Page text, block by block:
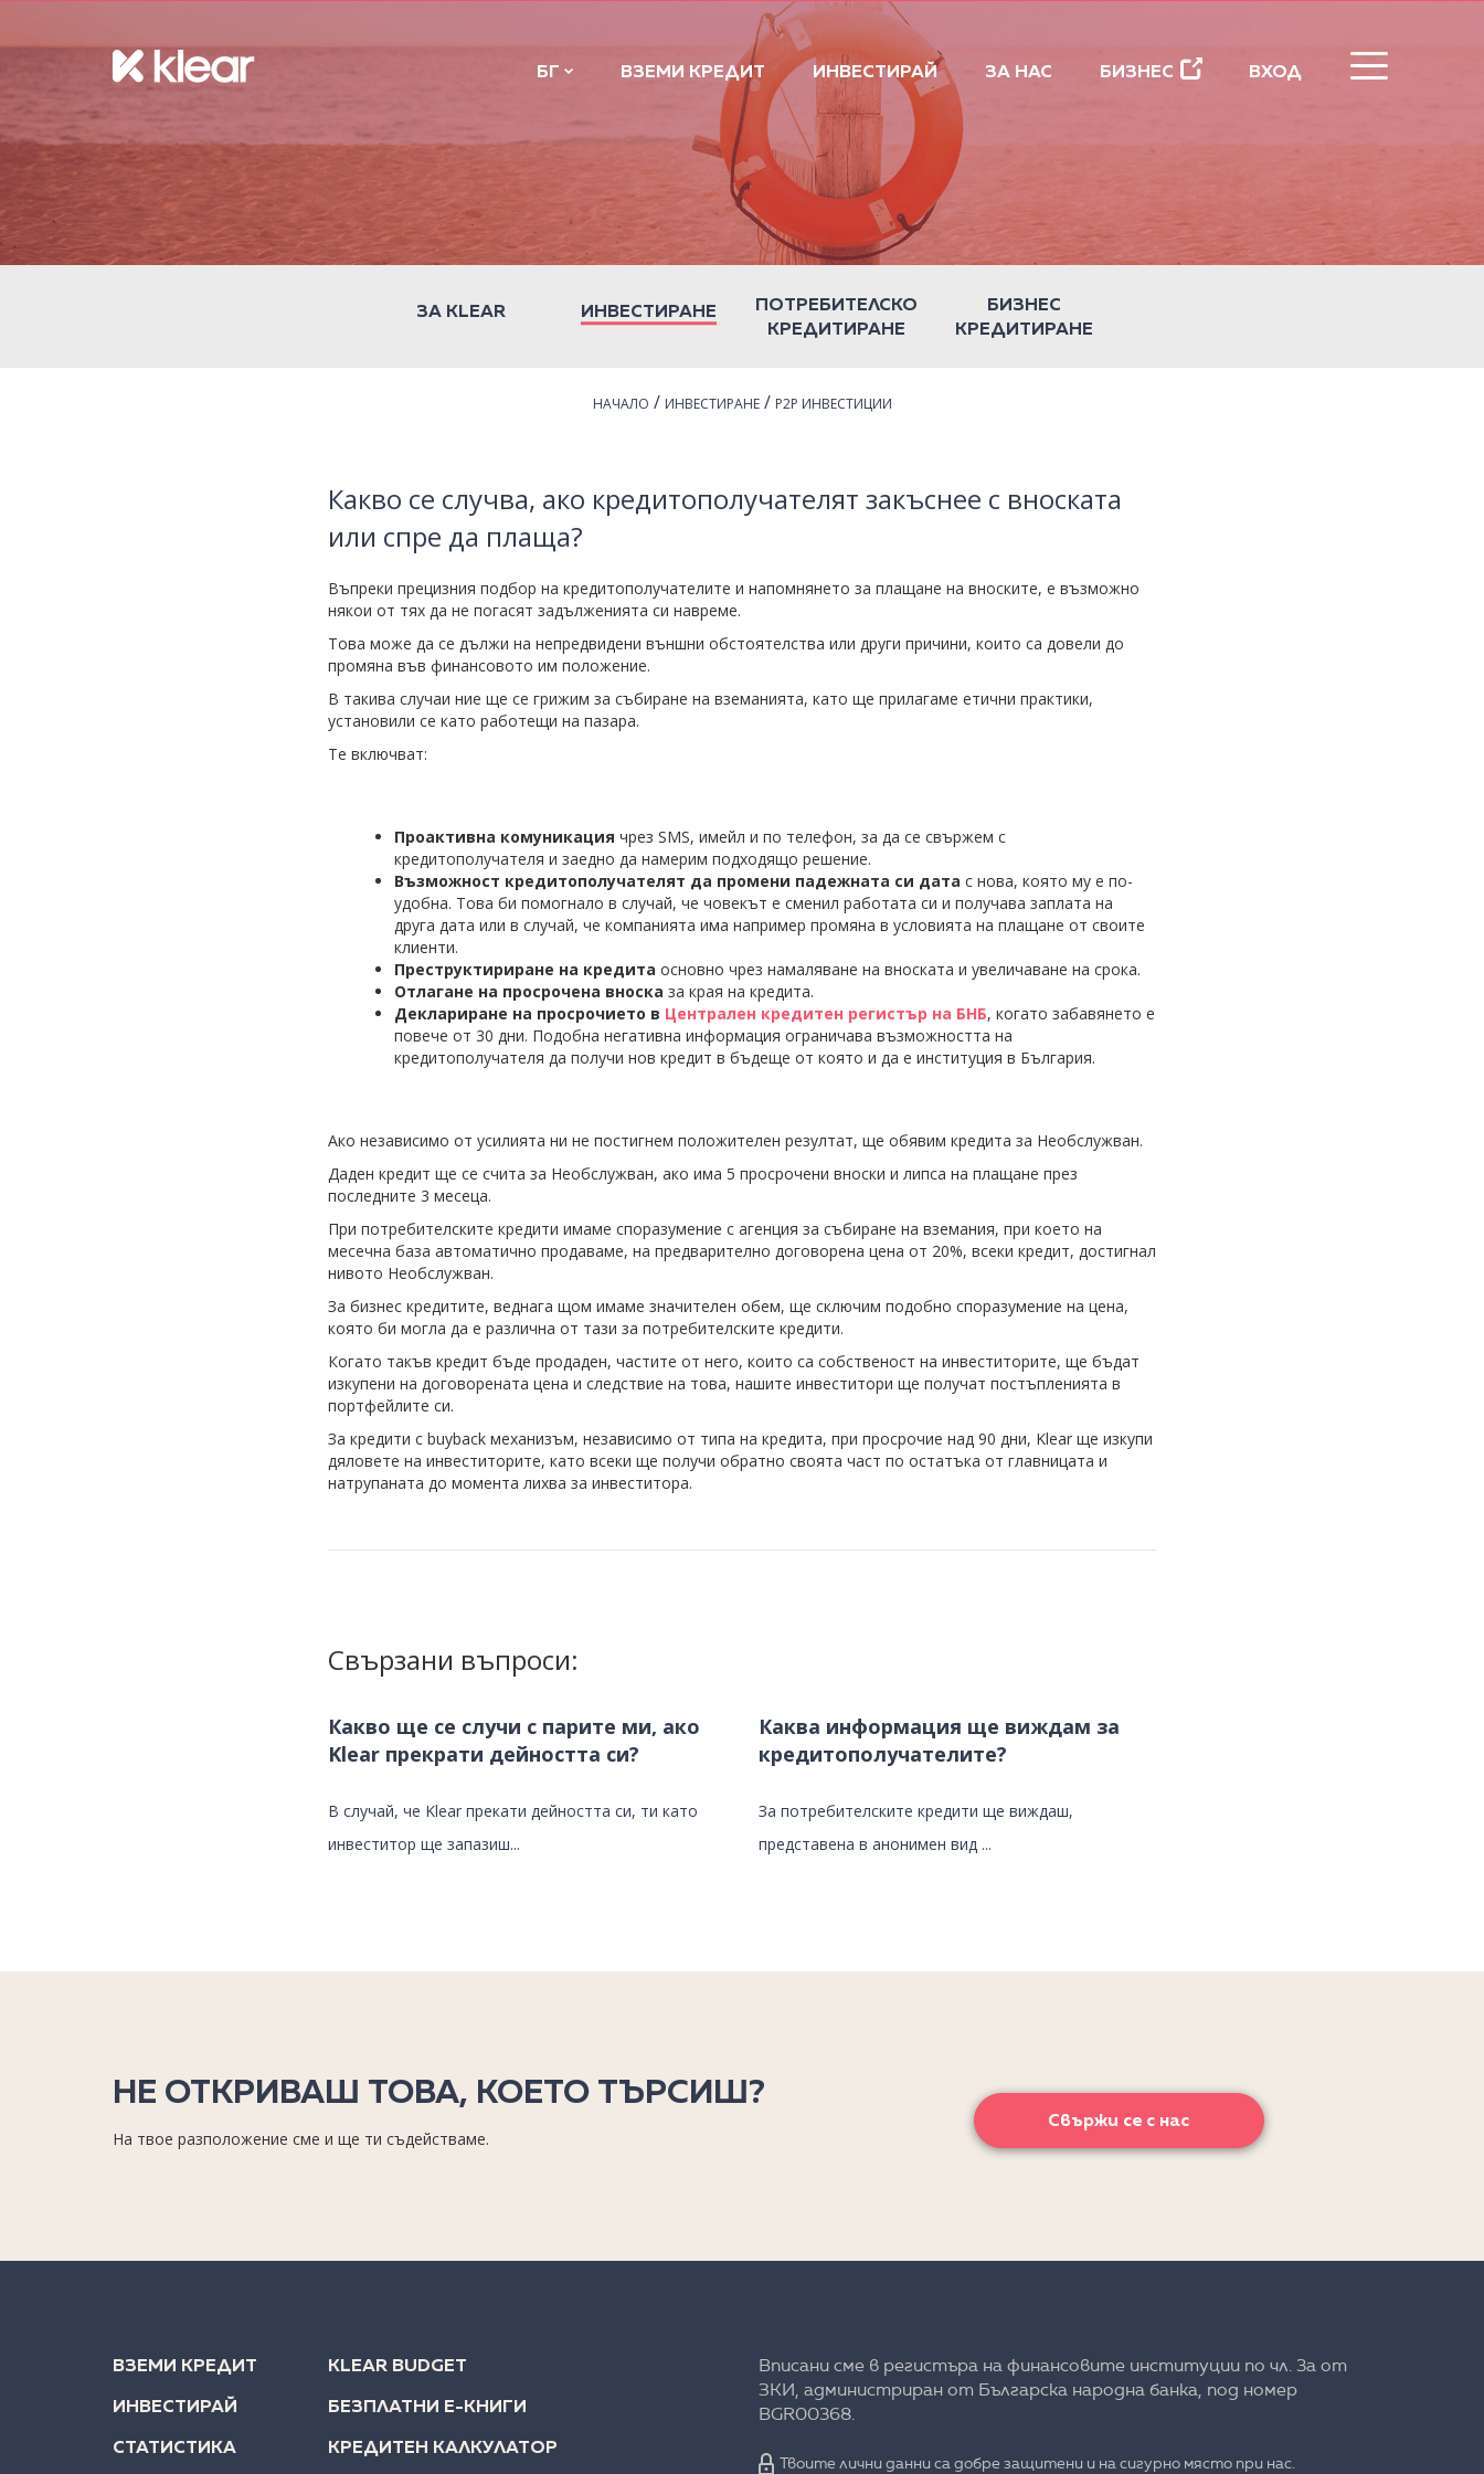
БГ ВЗЕМИ КРЕДИТ ИНВЕСТИРАЙ ЗА НАС БИЗНЕС ВХОД
ЗА KLEAR ИНВЕСТИРАНЕ
ПОТРЕБИТЕЛСКО
КРЕДИТИРАНЕ
БИЗНЕС
КРЕДИТИРАНЕ
НАЧАЛО / ИНВЕСТИРАНЕ/ P2P ИНВЕСТИЦИИ
Какво се случва, ако кредитополучателят закъснее с вноската
или спре да плаща?
Въпреки прецизния подбор на кредитополучателите и напомнянето за плащане на вноските, е възможно
някои от тях да не погасят задълженията си навреме.
Това може да се дължи на непредвидени външни обстоятелства или други причини, които са довели до
промяна във финансовото им положение.
В такива случаи ние ще се грижим за събиране на вземанията, като ще прилагаме етични практики,
установили се като работещи на пазара.
Те включват:
Проактивна комуникация чрез SMS, имейл и по телефон, за да се свържем с
кредитополучателя и заедно да намерим подходящо решение.
Възможност кредитополучателят да промени падежната си дата с нова, която му е по-
удобна. Това би помогнало в случай, че човекът е сменил работата си и получава заплата на
друга дата или в случай, че компанията има например промяна в условията на плащане от своите
клиенти.
Преструктириране на кредита основно чрез намаляване на вноската и увеличаване на срока.
Отлагане на просрочена вноска за края на кредита.
Деклариране на просрочието в Централен кредитен регистър на БНБ, когато забавянето е
повече от 30 дни. Подобна негативна информация ограничава възможността на
кредитополучателя да получи нов кредит в бъдеще от която и да е институция в България.
Ако независимо от усилията ни не постигнем положителен резултат, ще обявим кредита за Необслужван.
Даден кредит ще се счита за Необслужван, ако има 5 просрочени вноски и липса на плащане през
последните 3 месеца.
При потребителските кредити имаме споразумение с агенция за събиране на вземания, при което на
месечна база автоматично продаваме, на предварително договорена цена от 20%, всеки кредит, достигнал
нивото Необслужван.
За бизнес кредитите, веднага щом имаме значителен обем, ще сключим подобно споразумение на цена,
която би могла да е различна от тази за потребителските кредити.
Когато такъв кредит бъде продаден, частите от него, които са собственост на инвеститорите, ще бъдат
изкупени на договорената цена и следствие на това, нашите инвеститори ще получат постъпленията в
портфейлите си.
За кредити с buyback механизъм, независимо от типа на кредита, при просрочие над 90 дни, Klear ще изкупи
дяловете на инвеститорите, като всеки ще получи обратно своята част по остатъка от главницата и
натрупаната до момента лихва за инвеститора.
Свързани въпроси:
Какво ще се случи с парите ми, ако
Klear прекрати дейността си?
В случай, че Klear прекати дейността си, ти като
инвеститор ще запазиш...
Каква информация ще виждам за
кредитополучателите?
За потребителските кредити ще виждаш,
представена в анонимен вид ...
НЕ ОТКРИВАШ ТОВА, КОЕТО ТЪРСИШ?
На твое разположение сме и ще ти съдействаме.
Свържи се с нас
ВЗЕМИ КРЕДИТ
ИНВЕСТИРАЙ
СТАТИСТИКА
KLEAR BUDGET
БЕЗПЛАТНИ Е-КНИГИ
КРЕДИТЕН КАЛКУЛАТОР
Вписани сме в регистъра на финансовите институции по чл. 3а от
ЗКИ, администриран от Българска народна банка, под номер
BGR00368.
Твоите лични данни са добре защитени и на сигурно място при нас.